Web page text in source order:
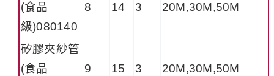
(食品
級)080140
8 14 3 20M,30M,50M
矽膠夾紗管
(食品
9 15 3 20M,30M,50M